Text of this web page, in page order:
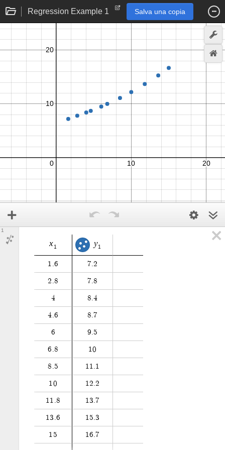
Regression Example 1 Salva una copia
x1 y1
1 6 7 .2
2 8 7 .8
4 8 .4
4 6 8 .7
6 9 .5
6 8 1 0
8 5 1 1 1
1 0 1 2 .2
1 1 8 1 3 .7
13 6 1 5 .3
1 5 1 6 .7
1